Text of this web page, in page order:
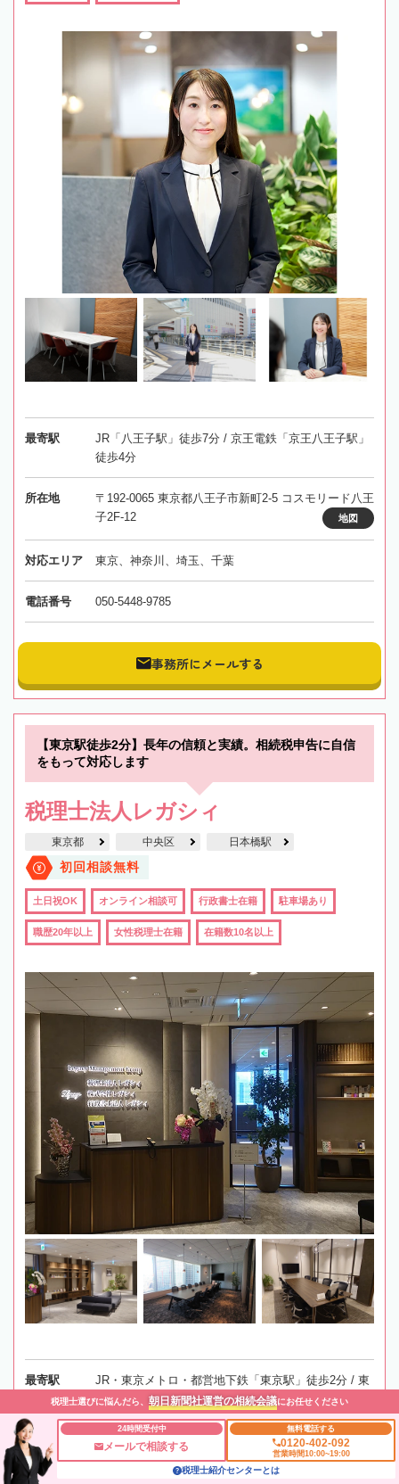
最寄駅
JR「八王子駅」徒歩7分 / 京王電鉄「京王八王子駅」
徒歩4分
所在地
〒192-0065 東京都八王子市新町2-5 コスモリード八王
子2F-12
地図
対応エリア 東京、神奈川、埼玉、千葉
電話番号 050-5448-9785
事務所にメールする
【東京駅徒歩2分】長年の信頼と実績。相続税申告に自信
をもって対応します
税理士法人レガシィ
東京都 中央区 日本橋駅
初回相談無料
土日祝OK オンライン相談可 行政書士在籍 駐車場あり
職歴20年以上 女性税理士在籍 在籍数10名以上
最寄駅
JR・東京メトロ・都営地下鉄「東京駅」徒歩2分 / 東
京メトロ「京橋駅」徒歩6分
所在地
〒104-0028 東京都中央区八重洲2-2-1 東京ミッドタウ
ン八重洲 八重洲セントラルタワー12F
地図
税理士選びに悩んだら、 朝日新聞社運営の相続会議にお任せください
24時間受付中
メールで相談する
無料電話する
0120-402-092
営業時間10:00~19:00
税理士紹介センターとは